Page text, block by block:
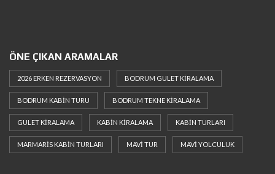
ÖNE ÇIKAN ARAMALAR
2026 ERKEN REZERVASYON BODRUM GULET KIRALAMA
BODRUM KABIN TURU BODRUM TEKNE KIRALAMA
GULET KIRALAMA KABIN KIRALAMA KABIN TURLARI
MARMARIS KABIN TURLARI MAVI TUR MAVI YOLCULUK